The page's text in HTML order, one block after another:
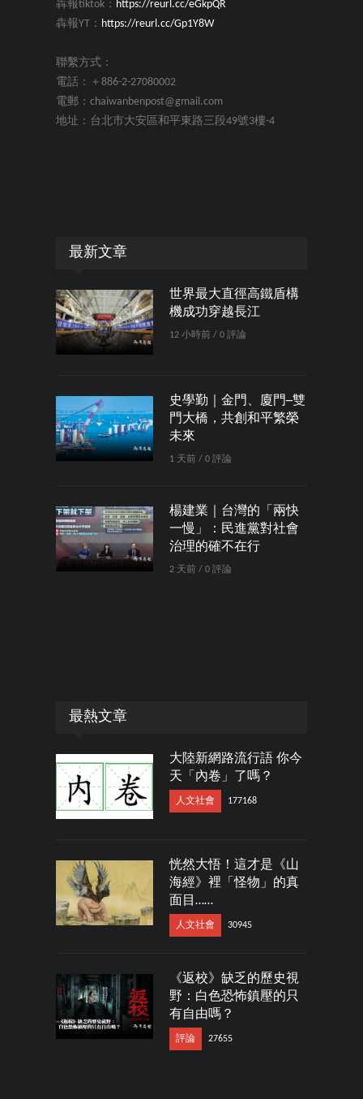
犇報tiktok： https://reurl.cc/eGkpQR
犇報YT： https://reurl.cc/Gp1Y8W
聯繫方式：
電話：＋886-2-27080002
電郵：chaiwanbenpost@gmail.com
地址：台北市大安區和平東路三段49號3樓-4
最新文章
世界最大直徑高鐵盾構
機成功穿越長江
12 小時前 / 0 評論
史學勤｜金門、廈門─雙
門大橋，共創和平繁榮
未來
1 天前 / 0 評論
楊建業｜台灣的「兩快
一慢」：民進黨對社會
治理的確不在行
2 天前 / 0 評論
最熱文章
大陸新網路流行語 你今
天「內卷」了嗎？
人文社會 177168
恍然大悟！這才是《山
海經》裡「怪物」的真
面目……
人文社會 30945
《返校》缺乏的歷史視
野：白色恐怖鎮壓的只
有自由嗎？
評論 27655